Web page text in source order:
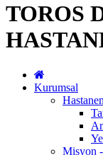
TOROS
Kurumsal
Misyon